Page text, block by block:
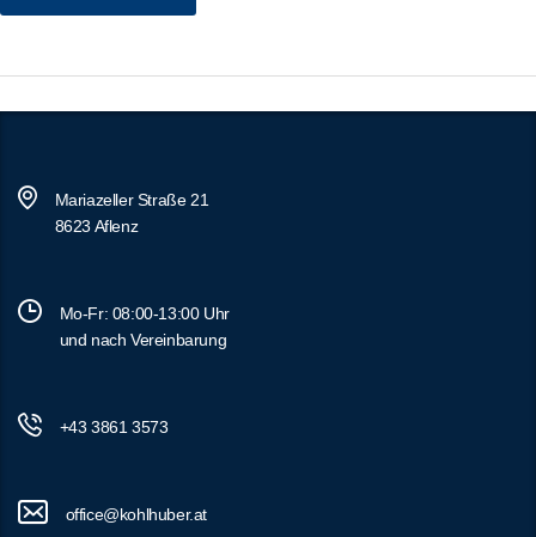
Mariazeller Straße 21
8623 Aflenz
Mo-Fr: 08:00-13:00 Uhr
und nach Vereinbarung
+43 3861 3573
office@kohlhuber.at